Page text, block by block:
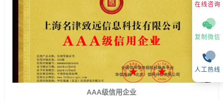
AAA级信用企业
在线咨询
复制微信
人工热线